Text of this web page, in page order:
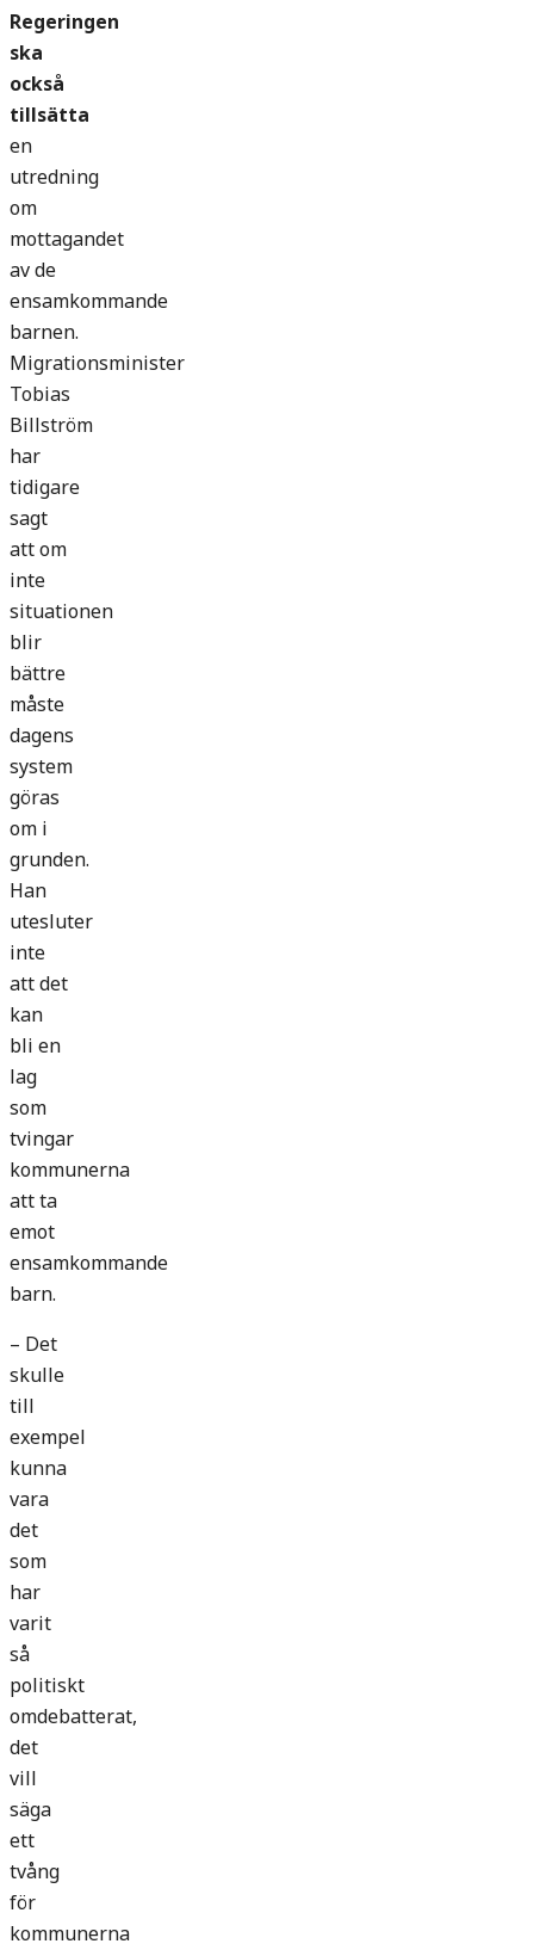
Regeringen
ska
också
tillsätta
en
utredning
om
mottagandet
av de
ensamkommande
barnen.
Migrationsminister
Tobias
Billström
har
tidigare
sagt
att om
inte
situationen
blir
bättre
måste
dagens
system
göras
om i
grunden.
Han
utesluter
inte
att det
kan
bli en
lag
som
tvingar
kommunerna
att ta
emot
ensamkommande
barn.
– Det
skulle
till
exempel
kunna
vara
det
som
har
varit
så
politiskt
omdebatterat,
det
vill
säga
ett
tvång
för
kommunerna